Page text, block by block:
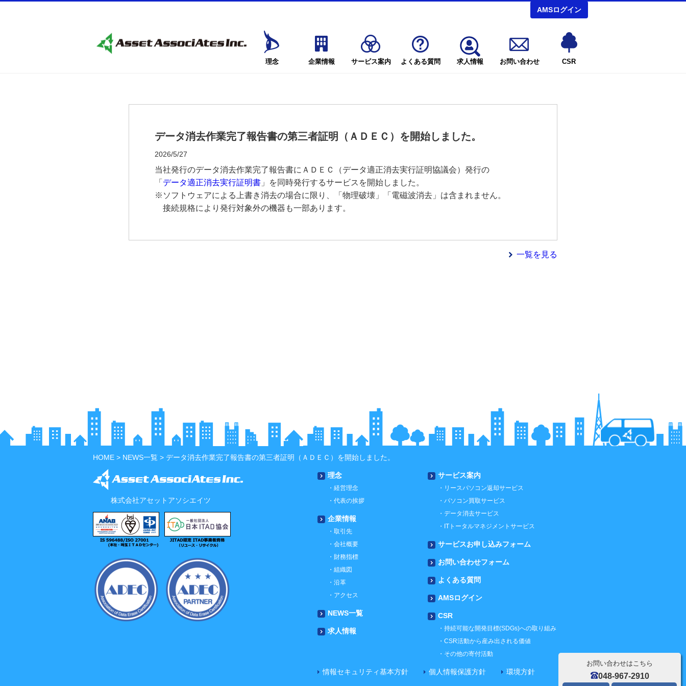
AMSログイン
理念 企業情報 サービス案内 よくある質問 求人情報 お問い合わせ CSR
データ消去作業完了報告書の第三者証明（ＡＤＥＣ）を開始しました。
2026/5/27
当社発行のデータ消去作業完了報告書にＡＤＥＣ（データ適正消去実行証明協議会）発行の
「 データ適正消去実行証明書 」を同時発行するサービスを開始しました。
※ソフトウェアによる上書き消去の場合に限り、「物理破壊」「電磁波消去」は含まれません。
接続規格により発行対象外の機器も一部あります。
一覧を見る
お問い合わせはこちら
048-967-2910
HOME > NEWS一覧 > データ消去作業完了報告書の第三者証明（ＡＤＥＣ）を開始しました。
株式会社アセットアソシエイツ
理念
経営理念
代表の挨拶
企業情報
取引先
会社概要
財務指標
組織図
沿革
アクセス
NEWS一覧
求人情報
サービス案内
リースパソコン返却サービス
パソコン買取サービス
データ消去サービス
ITトータルマネジメントサービス
サービスお申し込みフォーム
お問い合わせフォーム
よくある質問
AMSログイン
CSR
持続可能な開発目標(SDGs)への取り組み
CSR活動から産み出される価値
その他の寄付活動
情報セキュリティ基本方針 個人情報保護方針 環境方針